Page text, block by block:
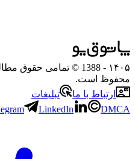
۱۴۰۵
- 1388 © تمامی حقوق
محفوظ است.
ارتباط با ما
تبلیغات
LinkedIn DMCA